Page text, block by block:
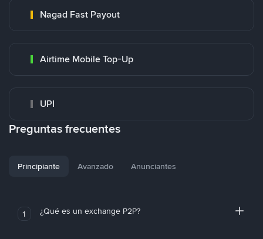
Nagad Fast Payout
Airtime Mobile Top-Up
UPI
Preguntas frecuentes
Principiante Avanzado Anunciantes
1 ¿Qué es un exchange P2P?